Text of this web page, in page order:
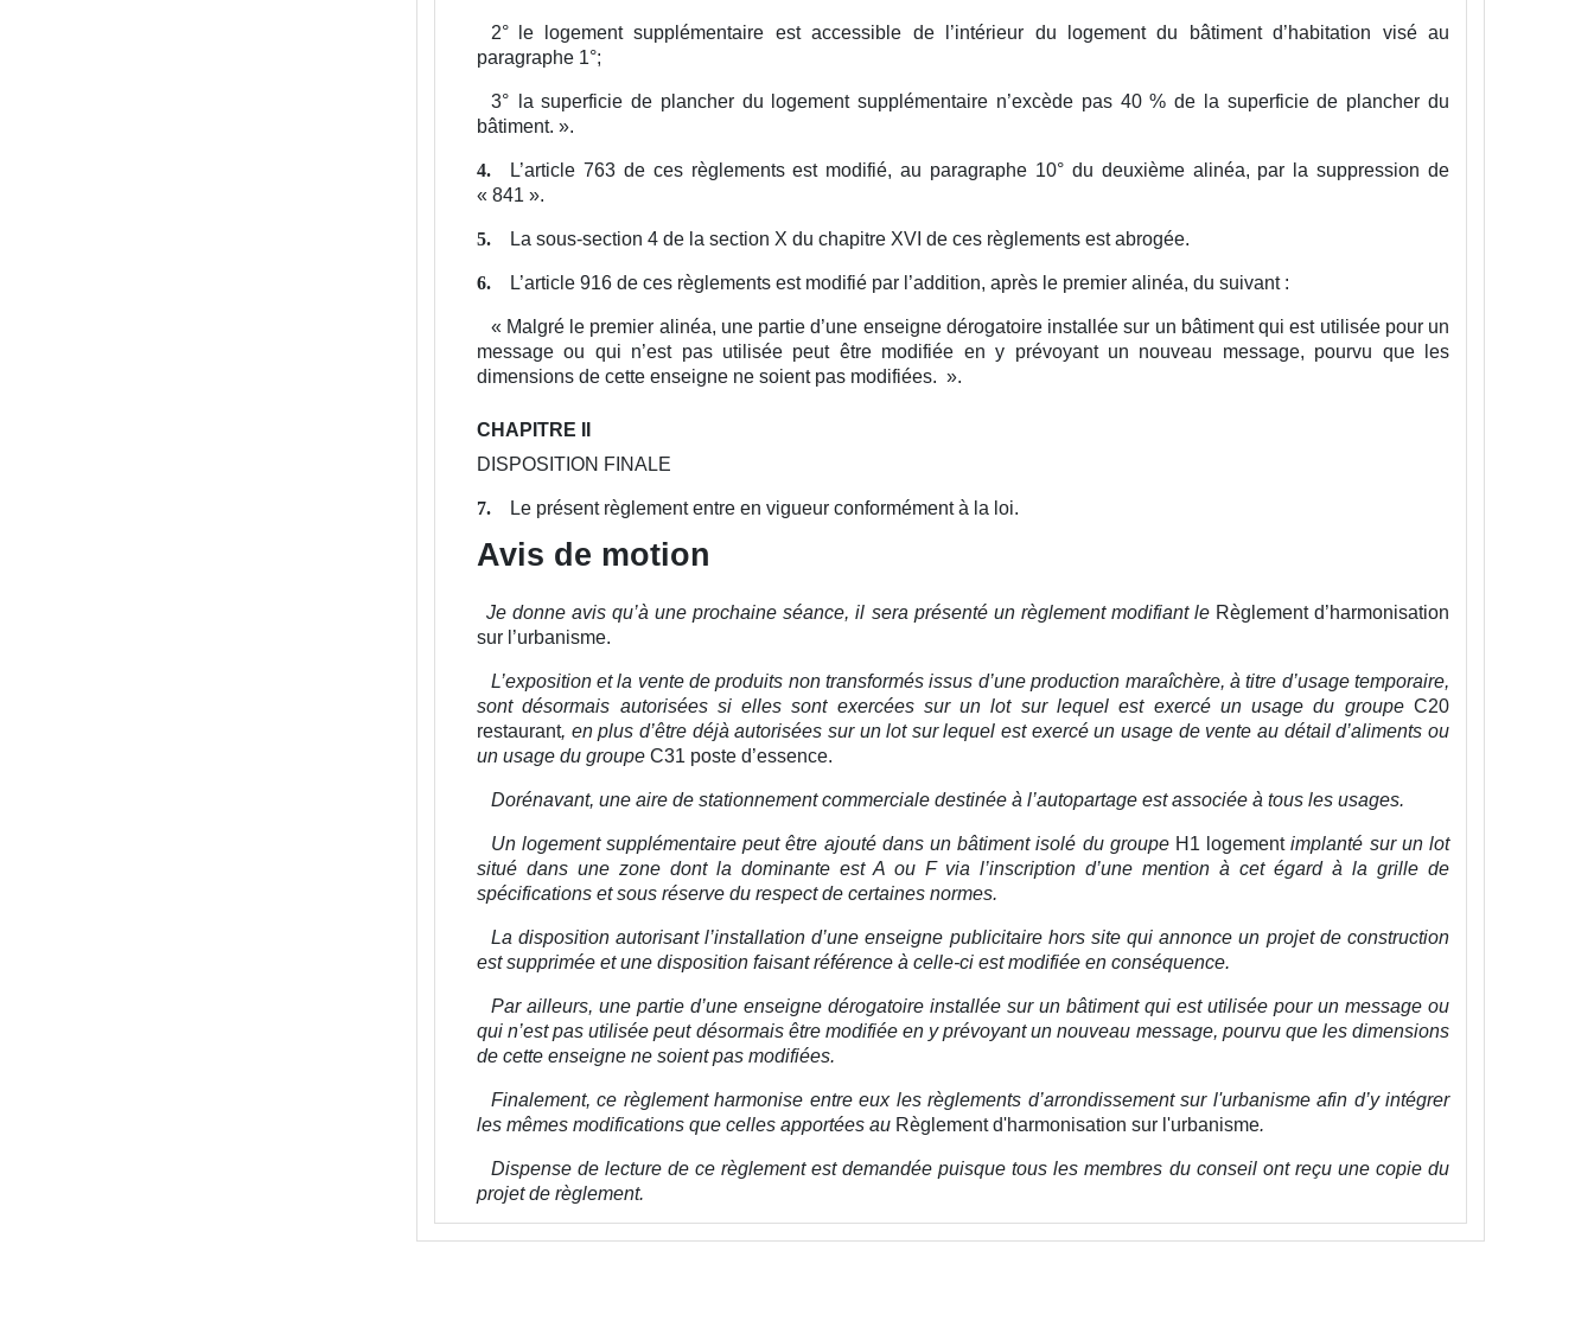
2° le logement supplémentaire est accessible de l’intérieur du logement du bâtiment d’habitation visé au
paragraphe 1°;
3° la superficie de plancher du logement supplémentaire n’excède pas 40 % de la superficie de plancher du
bâtiment. ».
4.
L’article 763 de ces règlements est modifié, au paragraphe 10° du deuxième alinéa, par la suppression de
« 841 ».
5. La sous-section 4 de la section X du chapitre XVI de ces règlements est abrogée.
6. L’article 916 de ces règlements est modifié par l’addition, après le premier alinéa, du suivant :
« Malgré le premier alinéa, une partie d’une enseigne dérogatoire installée sur un bâtiment qui est utilisée pour un
message ou qui n’est pas utilisée peut être modifiée en y prévoyant un nouveau message, pourvu que les
dimensions de cette enseigne ne soient pas modifiées. ».
CHAPITRE II
DISPOSITION FINALE
7. Le présent règlement entre en vigueur conformément à la loi.
Avis de motion
Je donne avis qu’à une prochaine séance, il sera présenté un règlement modifiant le Règlement d’harmonisation
sur l’urbanisme.
L’exposition et la vente de produits non transformés issus d’une production maraîchère, à titre d’usage temporaire,
sont désormais autorisées si elles sont exercées sur un lot sur lequel est exercé un usage du groupe C20
restaurant, en plus d’être déjà autorisées sur un lot sur lequel est exercé un usage de vente au détail d’aliments ou
un usage du groupe C31 poste d’essence.
Dorénavant, une aire de stationnement commerciale destinée à l’autopartage est associée à tous les usages.
Un logement supplémentaire peut être ajouté dans un bâtiment isolé du groupe H1 logementimplanté sur un lot
situé dans une zone dont la dominante est A ou F via l’inscription d’une mention à cet égard à la grille de
spécifications et sous réserve du respect de certaines normes.
La disposition autorisant l’installation d’une enseigne publicitaire hors site qui annonce un projet de construction
est supprimée et une disposition faisant référence à celle-ci est modifiée en conséquence.
Par ailleurs, une partie d’une enseigne dérogatoire installée sur un bâtiment qui est utilisée pour un message ou
qui n’est pas utilisée peut désormais être modifiée en y prévoyant un nouveau message, pourvu que les dimensions
de cette enseigne ne soient pas modifiées.
Finalement, ce règlement harmonise entre eux les règlements d’arrondissement sur l'urbanisme afin d’y intégrer
les mêmes modifications que celles apportées au Règlement d'harmonisation sur l'urbanisme.
Dispense de lecture de ce règlement est demandée puisque tous les membres du conseil ont reçu une copie du
projet de règlement.